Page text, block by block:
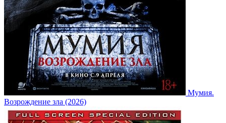
Мумия.
Возрождение зла (2026)